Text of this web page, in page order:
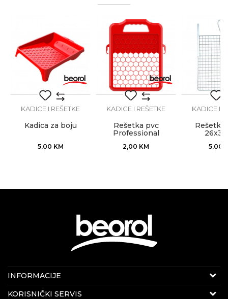
četke
Bravari, Fasaderi, Lakireri, Moleri i
farbari, Parketari, Stolari, Zidari
POŠALJI
KADICE I REŠETKE
Kadica za boju
5,00 KM
KADICE I REŠETKE
Rešetka pvc
Professional
2,00 KM
KADICE I
Rešetka
5,00
Internet prodaja
E-mail: beorolshop@beorol.ba
Telefon:066 714 037
INFORMACIJE
O nama
KORISNIČKI SERVIS